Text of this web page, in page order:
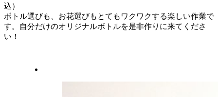
込）
ボトル選びも、お花選びもとてもワクワクする楽しい作業で
す。自分だけのオリジナルボトルを是非作りに来てくださ
い！